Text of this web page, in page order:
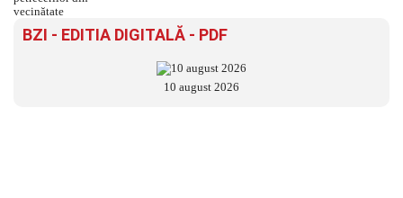
BZI - EDITIA DIGITALĂ - PDF
10 august 2026